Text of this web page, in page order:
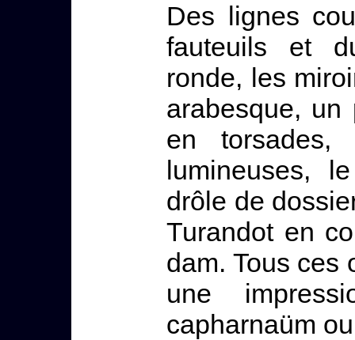
Des lignes
fauteuils et
ronde, les
arabesque, un
en torsades,
lumineuses,
drôle de
Turandot en
dam. Tous ces
une
capharnaüm